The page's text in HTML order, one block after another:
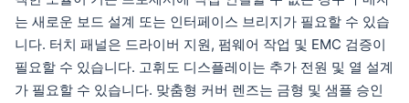
는 새로운 보드 설계 또는 인터페이스 브리지가 필요할 수 있습
니다. 터치 패널은 드라이버 지원, 펌웨어 작업 및 EMC 검증이
필요할 수 있습니다. 고휘도 디스플레이는 추가 전원 및 열 설계
가 필요할 수 있습니다. 맞춤형 커버 렌즈는 금형 및 샘플 승인